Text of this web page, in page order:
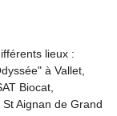
lieux :
à Vallet,
Biocat,
Aignan de Grand